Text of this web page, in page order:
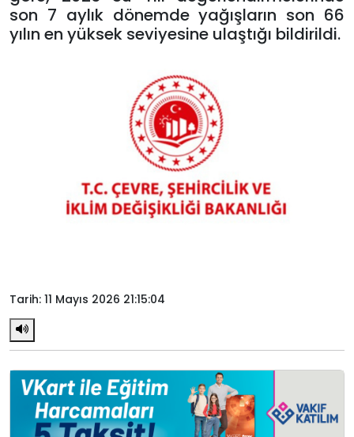
son 7 aylık dönemde yağışların son 66
yılın en yüksek seviyesine ulaştığı bildirildi.
Tarih: 11 Mayıs 2026 21:15:04